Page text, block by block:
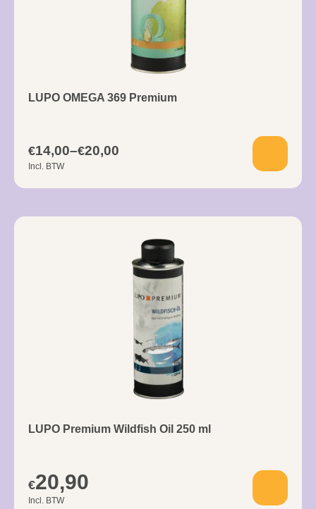
LUPO OMEGA 369 Premium
€14,00–€20,00
Incl. BTW
LUPO Premium Wildfish Oil 250 ml
€20,90
Incl. BTW